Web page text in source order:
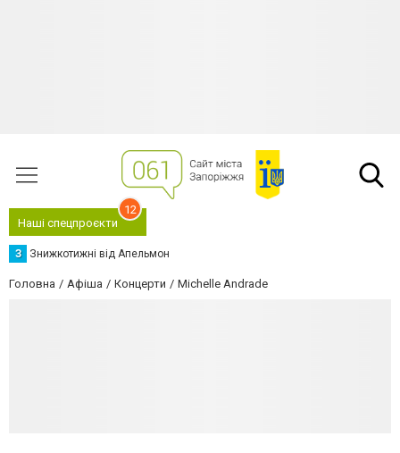
Наші спецпроєкти
12
З Знижкотижні від Апельмон
Головна Афіша Концерти Michelle Andrade